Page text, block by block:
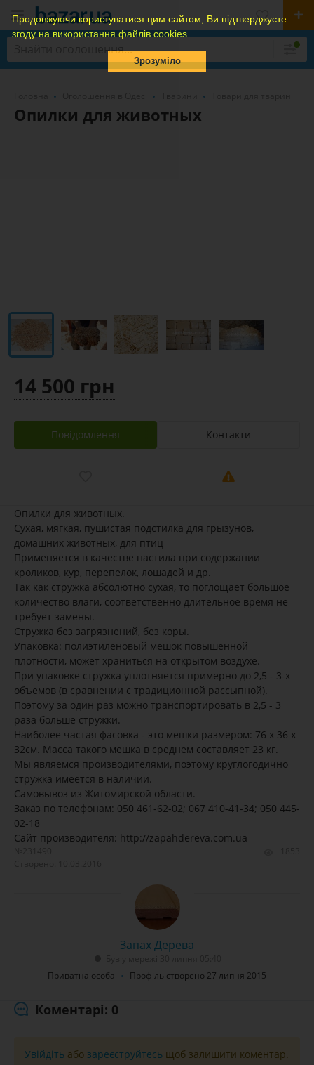
Продовжуючи користуватися цим сайтом, Ви підтверджуєте
згоду на використання файлів cookies
Зрозуміло
Опилки для животных
14 500 грн
Повідомлення Контакти
Опилки для животных.
Сухая, мягкая, пушистая подстилка для грызунов,
домашних животных, для птиц
Применяется в качестве настила при содержании
кроликов, кур, перепелок, лошадей и др.
Так как стружка абсолютно сухая, то поглощает большое
количество влаги, соответственно длительное время не
требует замены.
Стружка без загрязнений, без коры.
Упаковка: полиэтиленовый мешок повышенной
плотности, может храниться на открытом воздухе.
При упаковке стружка уплотняется примерно до 2,5 - 3-х
объемов (в сравнении с традиционной рассыпной).
Поэтому за один раз можно транспортировать в 2,5 - 3
раза больше стружки.
Наиболее частая фасовка - это мешки размером: 76 х 36 х
32см. Масса такого мешка в среднем составляет 23 кг.
Мы являемся производителями, поэтому круглогодично
стружка имеется в наличии.
Самовывоз из Житомирской области.
Заказ по телефонам: 050 461-62-02; 067 410-41-34; 050 445-
02-18
Сайт производителя: http://zapahdereva.com.ua
Запах Дерева
Приватна особа
Профіль створено 27 липня 2015
Коментарі: 0
Увійдіть або зареєструйтесь щоб залишити коментар.